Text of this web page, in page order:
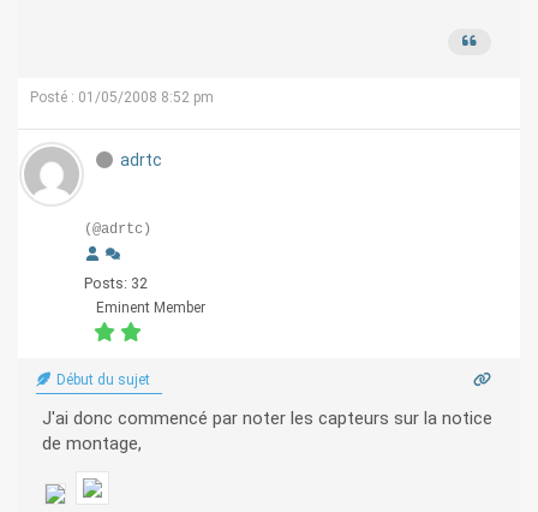
Posté : 01/05/2008 8:52 pm
adrtc
(@adrtc)
Posts: 32
Eminent Member
Début du sujet
J'ai donc commencé par noter les capteurs sur la notice
de montage,